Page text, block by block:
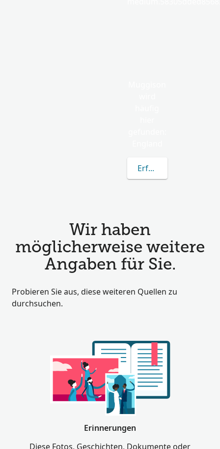
Erfahren Sie mehr
Wir haben
möglicherweise weitere
Angaben für Sie.
Probieren Sie aus, diese weiteren Quellen zu
durchsuchen.
Erinnerungen
Diese Fotos, Geschichten, Dokumente oder